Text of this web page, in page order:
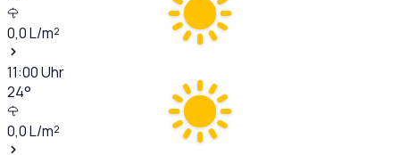
0,0L/m²
11:00Uhr
24°
0,0L/m²